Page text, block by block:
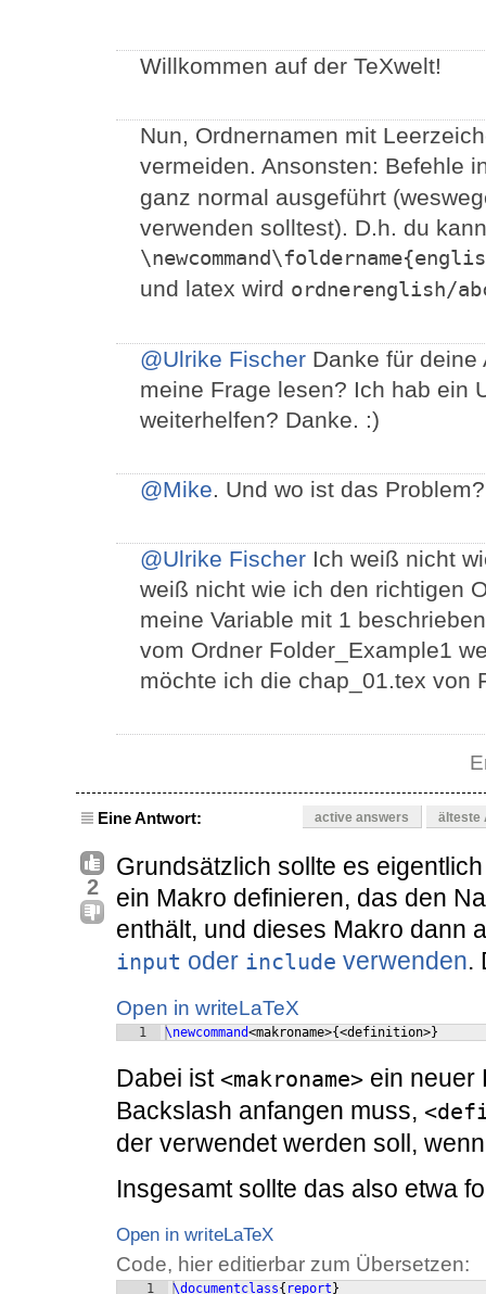
Willkommen auf der TeXwelt!
Nun, Ordnernamen mit
vermeiden. Ansonsten: Befehle
ganz normal ausgeführt
verwenden solltest). D.h. du
und latex wird ordnerenglish/
@Ulrike Fischer Danke für deine
meine Frage lesen? Ich hab ein
weiterhelfen? Danke. :)
@Mike. Und wo ist das Problem?
@Ulrike Fischer Ich weiß nicht
weiß nicht wie ich den richtigen
meine Variable mit 1
vom Ordner Folder_Example1
möchte ich die chap_01.tex von
Eine Antwort: active answers älteste
2
Grundsätzlich sollte es
ein Makro definieren, das den
enthält, und dieses Makro dann
input oder include verwenden.
Open in writeLaTeX
1 \newcommand<makroname>{<definition>}
Dabei ist <makroname> ein neuer
Backslash anfangen muss,
der verwendet werden soll,
Insgesamt sollte das also etwa
Open in writeLaTeX
Code, hier editierbar zum Übersetzen:
1 \documentclass{ report }